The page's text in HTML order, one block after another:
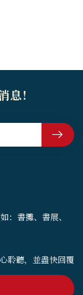
：書攤、書展、
聆聽，並盡快回覆
！